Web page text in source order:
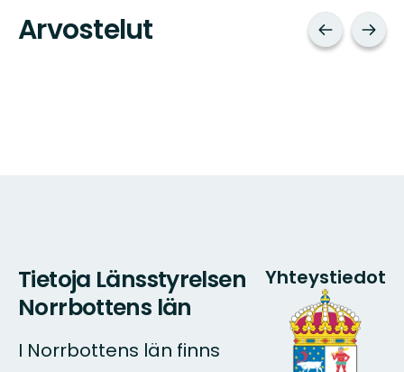
Arvostelut
Tietoja Länsstyrelsen
Norrbottens län
I Norrbottens län finns
Yhteystiedot